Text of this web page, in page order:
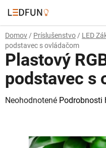
na
obsah
Domov / Príslušenstvo / LED
podstavec s ovládačom
Plastový
podstavec s
Priemerné
Neohodnotené Podrobnosti